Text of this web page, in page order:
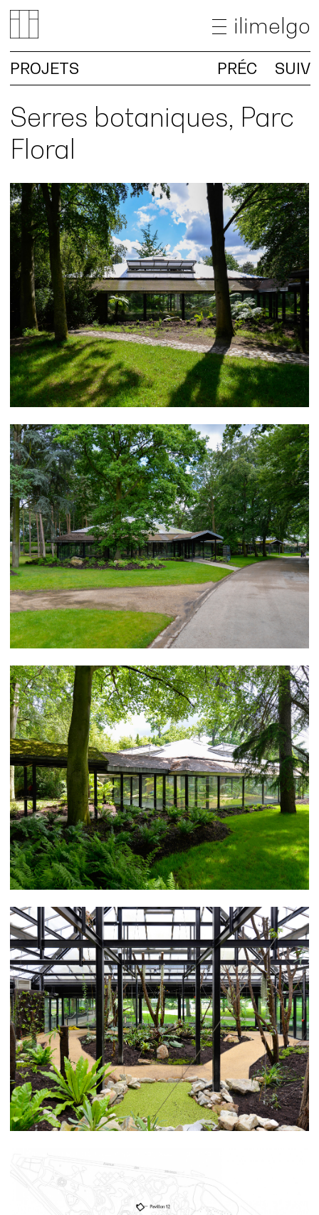
ilimelgo
ACTUALITÉS
PROJETS
PROJETS PRÉC SUIV
Serres botaniques, Parc
Floral